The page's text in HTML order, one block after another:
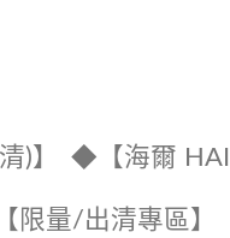
)】 ◆【海爾
【限量/出清專區】